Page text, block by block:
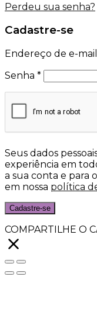
Perdeu sua senha?
Cadastre-se
Endereço de e-mail
Senha *
Seus dados
experiência em
a sua conta e para
em nossa política
Cadastre-se
COMPARTILHE O